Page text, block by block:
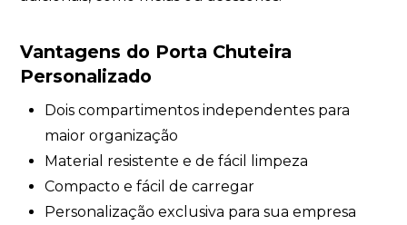
Vantagens do Porta Chuteira
Personalizado
Dois compartimentos independentes para
maior organização
Material resistente e de fácil limpeza
Compacto e fácil de carregar
Personalização exclusiva para sua empresa